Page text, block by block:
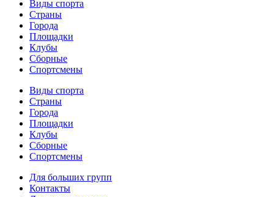
Виды спорта
Страны
Города
Площадки
Клубы
Сборные
Спортсмены
Виды спорта
Страны
Города
Площадки
Клубы
Сборные
Спортсмены
Для больших групп
Контакты